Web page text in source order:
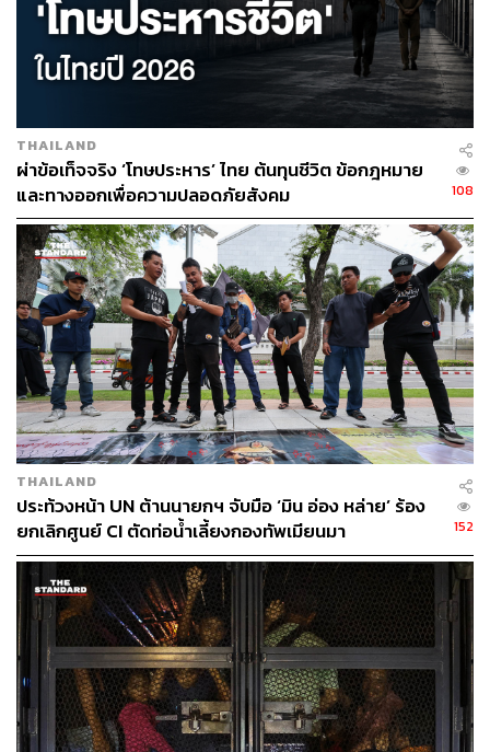
จากสถานการณ์ข้างต้นนายฟิลิปโปจึงย้ำว่า การช่วยเหลือ
เร่งด่วนในรัฐยะไข่นั้นเป็นเพียงการช่วยเหลือระยะสั้น การ
ช่วยเหลือระยะยาวคือการให้สัญชาติกับชนกลุ่มน้อย ขณะที่
องค์กรเกี่ยวกับผู้ลี้ภัยในไทยอย่าง Asylum Access มองว่า
หากไทยยังไม่สามารถส่งผู้ลี้ภัยทั้งหมดกลับเมียนมาได้ ไทย
ควรให้สิทธิเสรีภาพกับพวกเขา และพัฒนาคนกลุ่มนี้ด้วยการ
ให้การศึกษา และการฝึกฝนด้านทักษะต่างๆ เพราะพวกเขา
นับเป็นทรัพยากรมนุษย์ที่มีคุณภาพเช่นกัน รวมถึงองค์กร
อย่าง Amnesty เรียกร้องให้รัฐบาลไทยเร่งออกแนวทางคัด
กรองผู้ลี้ภัย ด้วยการนิยามคำว่า ‘ผู้ลี้ภัย’ ในกฎหมาย เพื่อ
ทำให้รัฐบาลสามารถจำแนกประเภทของผู้อพยพเข้า
ประเทศไทยได้อย่างแม่นยำ เพราะขณะนี้ในกฎหมายไทยยัง
ไม่มีนิยามคำว่า ‘ผู้ลี้ภัย’ แต่ใช้คำว่า ‘ผู้หนีภัยการสู้รบ’ ซึ่ง
ก่อนหน้านี้ พล.อ. ประยุทธ์ จันทร์โอชา นายกรัฐมนตรีได้ให้
คำมั่นในการประชุมผู้นำโลกในนครนิวยอร์กว่า จะเร่งให้มี
กระบวนการคัดกรองผู้ลี้ภัยโดยเร็วที่สุด
THAILAND
ผ่าข้อเท็จจริง ‘โทษประหาร’ ไทย ต้นทุนชีวิต ข้อกฎหมาย
และทางออกเพื่อความปลอดภัยสังคม
108
THAILAND
ประท้วงหน้า UN ต้านนายกฯ จับมือ ‘มิน อ่อง หล่าย’ ร้อง
ยกเลิกศูนย์ CI ตัดท่อน้ำเลี้ยงกองทัพเมียนมา
152